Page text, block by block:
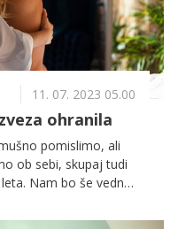
s tira, da začnemo
se oklepamo
dobri in da nam ne
največja ovira,
na mestu in ne
boljše oziroma da bi
11. 07. 2023 05.00
ohranila
pomislimo, ali
ob sebi, skupaj tudi
Nam bo še vedno
Tako radi verjamemo